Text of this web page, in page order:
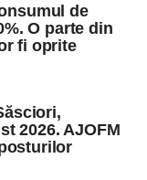
de
O parte din
fi oprite
2026. AJOFM